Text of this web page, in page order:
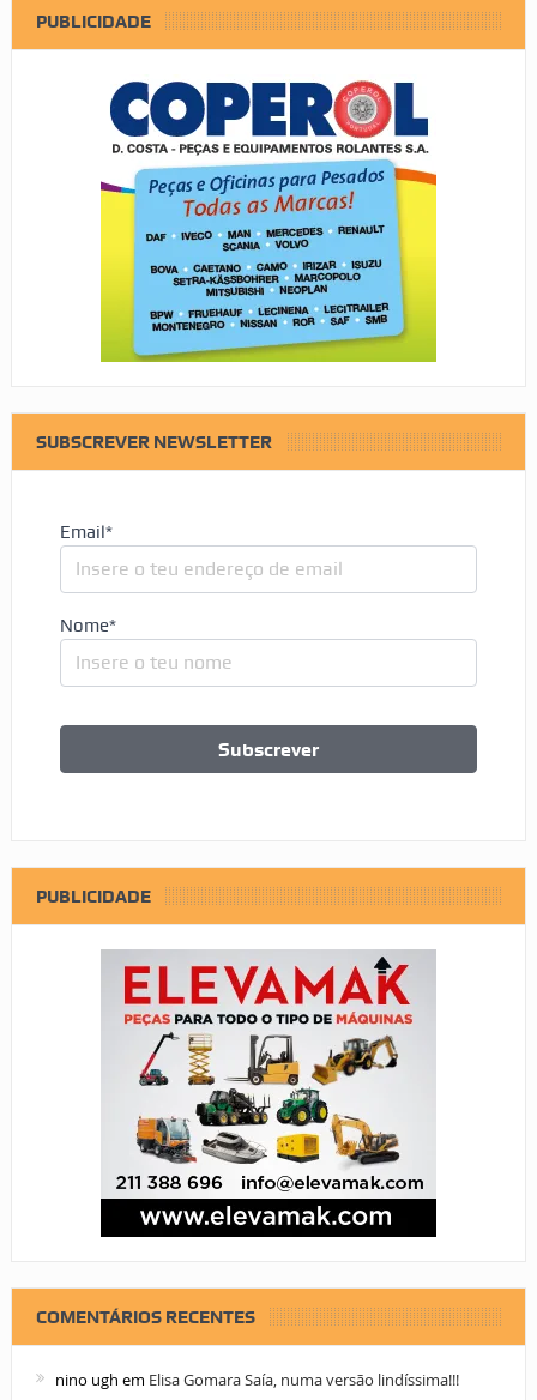
PUBLICIDADE
SUBSCREVER NEWSLETTER
Email*
Nome*
PUBLICIDADE
COMENTÁRIOS RECENTES
nino ugh em Elisa Gomara Saía, numa versão lindíssima!!!